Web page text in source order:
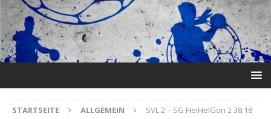
STARTSEITE ALLGEMEIN
SVL 2 – SG HeiHelGon 2 38:18